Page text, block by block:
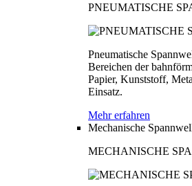
PNEUMATISCHE
Pneumatische
Bereichen der
Papier, Kunststoff,
Einsatz.
Mehr erfahren
Mechanische
MECHANISCHE